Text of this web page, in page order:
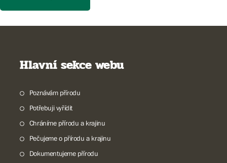
Hlavní sekce webu
Poznávám přírodu
Potřebuji vyřídit
Chráníme přírodu a krajinu
Pečujeme o přírodu a krajinu
Dokumentujeme přírodu